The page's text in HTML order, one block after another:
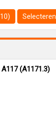
Selecteren
A117 (A1171.3)